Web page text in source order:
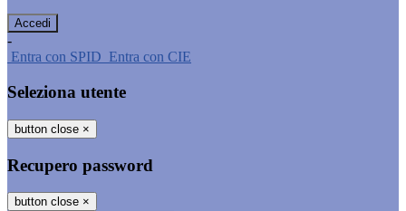
-
Entra con SPID Entra con CIE
Seleziona utente
button close ×
Recupero password
button close ×